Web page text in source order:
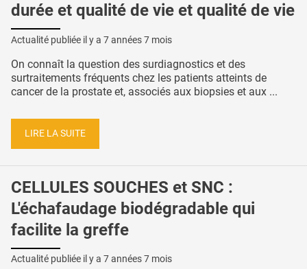
durée et qualité de vie et qualité de vie
Actualité publiée il y a 7 années 7 mois
On connaît la question des surdiagnostics et des
surtraitements fréquents chez les patients atteints de
cancer de la prostate et, associés aux biopsies et aux ...
LIRE LA SUITE
CELLULES SOUCHES et SNC :
L'échafaudage biodégradable qui
facilite la greffe
Actualité publiée il y a 7 années 7 mois